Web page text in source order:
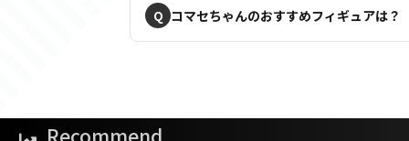
コマセちゃんのおすすめフィギュアは？
Recommend